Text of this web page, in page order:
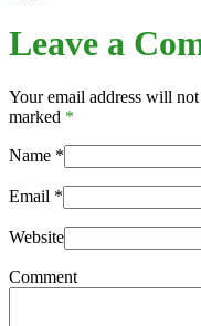
Leave a
Your email address will
marked *
Name *
Email *
Website
Comment